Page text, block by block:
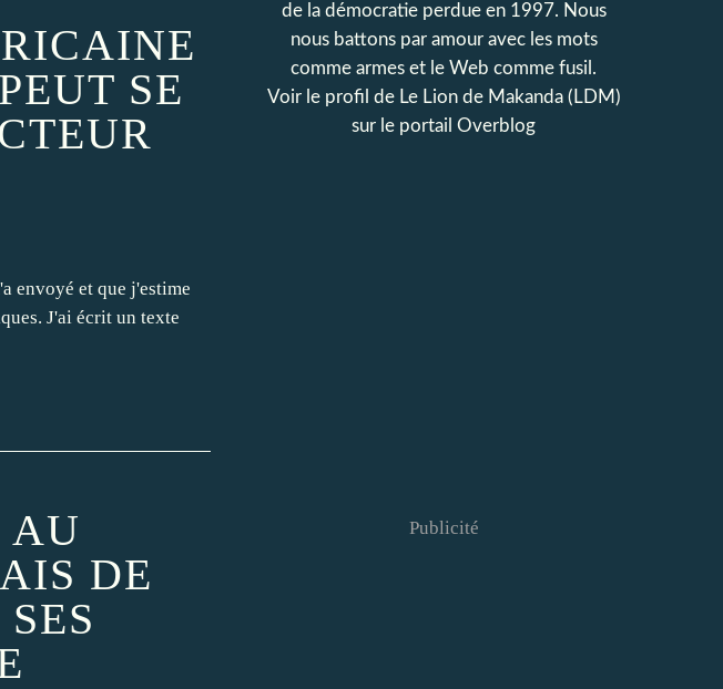
SE
envoyé et que j'estime
J'ai écrit un texte
AU
DE
de la démocratie perdue en 1997. Nous
nous battons par amour avec les mots
comme armes et le Web comme fusil.
Voir le profil de Le Lion de Makanda (LDM)
sur le portail Overblog
Publicité